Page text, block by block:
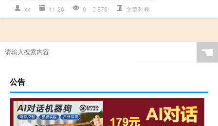
xx 11-26 0 878 文章列表
☚
公告